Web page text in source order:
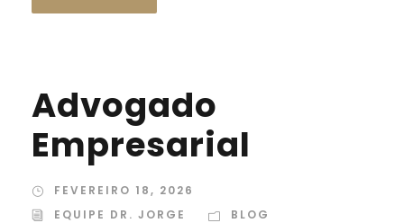
Advogado
Empresarial
FEVEREIRO 18, 2026
EQUIPE DR. JORGE
BLOG